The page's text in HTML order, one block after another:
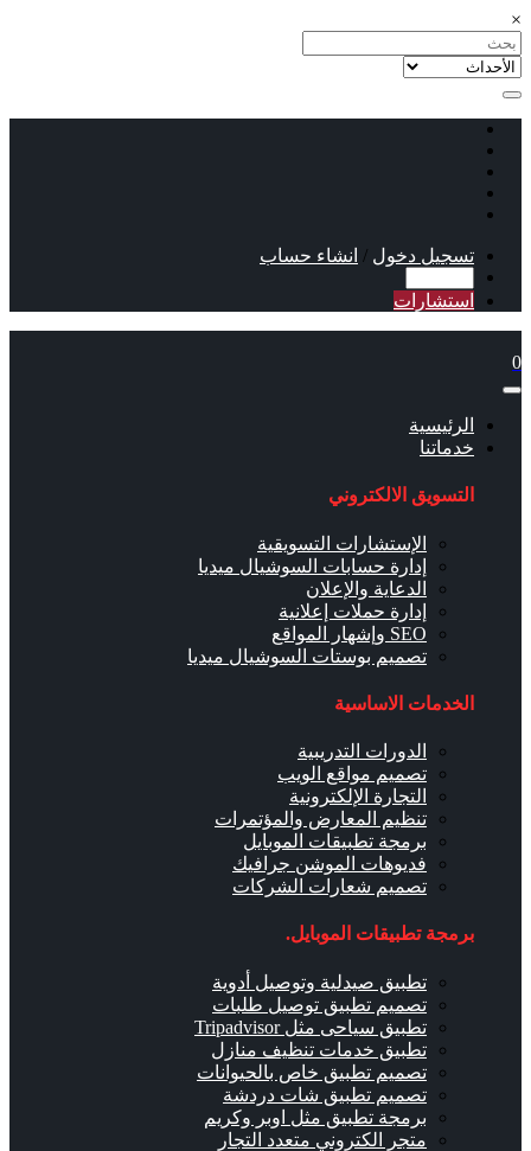
×
تسجيل دخول / انشاء حساب
استشارات
0
الرئيسية
خدماتنا
التسويق الالكتروني
الإستشارات التسويقية
إدارة حسابات السوشيال ميديا
الدعاية والإعلان
إدارة حملات إعلانية
SEO وإشهار المواقع
تصميم بوستات السوشيال ميديا
الخدمات الاساسية
الدورات التدريبية
تصميم مواقع الويب
التجارة الإلكترونية
تنظيم المعارض والمؤتمرات
برمجة تطبيقات الموبايل
فديوهات الموشن جرافيك
تصميم شعارات الشركات
برمجة تطبيقات الموبايل.
تطبيق صيدلية وتوصيل أدوية
تصميم تطبيق توصيل طلبات
تطبيق سياحى مثل Tripadvisor
تطبيق خدمات تنظيف منازل
تصميم تطبيق خاص بالحيوانات
تصميم تطبيق شات دردشة
برمجة تطبيق مثل اوبر وكريم
متجر الكتروني متعدد التجار